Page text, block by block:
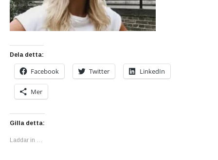
Dela detta:
Facebook Twitter LinkedIn
Mer
Gilla detta:
Laddar in …